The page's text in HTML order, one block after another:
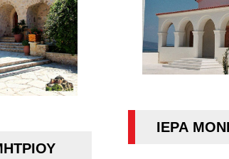
ΙΕΡΑ